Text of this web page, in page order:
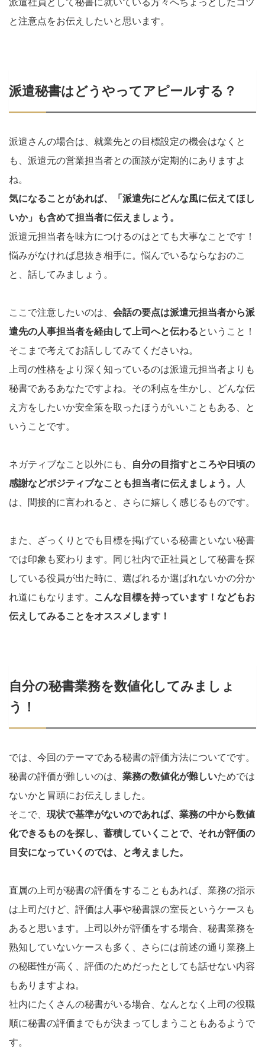
派遣社員として秘書に就いている方々へちょっとしたコツ
と注意点をお伝えしたいと思います。
派遣秘書はどうやってアピールする？
派遣さんの場合は、就業先との目標設定の機会はなくと
も、派遣元の営業担当者との面談が定期的にありますよ
ね。
気になることがあれば、「派遣先にどんな風に伝えてほし
いか」も含めて担当者に伝えましょう。
派遣元担当者を味方につけるのはとても大事なことです！
悩みがなければ息抜き相手に。悩んでいるならなおのこ
と、話してみましょう。
ここで注意したいのは、 会話の要点は派遣元担当者から派
遣先の人事担当者を経由して上司へと伝わるということ！
そこまで考えてお話ししてみてくださいね。
上司の性格をより深く知っているのは派遣元担当者よりも
秘書であるあなたですよね。その利点を生かし、どんな伝
え方をしたいか安全策を取ったほうがいいこともある、と
いうことです。
ネガティブなこと以外にも、
自分の目指すところや日頃の
感謝などポジティブなことも担当者に伝えましょう。
人
は、間接的に言われると、さらに嬉しく感じるものです。
また、ざっくりとでも目標を掲げている秘書といない秘書
では印象も変わります。同じ社内で正社員として秘書を探
している役員が出た時に、選ばれるか選ばれないかの分か
れ道にもなります。
こんな目標を持っています！などもお
伝えしてみることをオススメします！
自分の秘書業務を数値化してみましょ
う！
では、今回のテーマである秘書の評価方法についてです。
秘書の評価が難しいのは、 業務の数値化が難しいためでは
ないかと冒頭にお伝えしました。
そこで、 現状で基準がないのであれば、業務の中から数値
化できるものを探し、蓄積していくことで、それが評価の
目安になっていくのでは、と考えました。
直属の上司が秘書の評価をすることもあれば、業務の指示
は上司だけど、評価は人事や秘書課の室長というケースも
あると思います。上司以外が評価をする場合、秘書業務を
熟知していないケースも多く、さらには前述の通り業務上
の秘匿性が高く、評価のためだったとしても話せない内容
もありますよね。
社内にたくさんの秘書がいる場合、なんとなく上司の役職
順に秘書の評価までもが決まってしまうこともあるようで
す。